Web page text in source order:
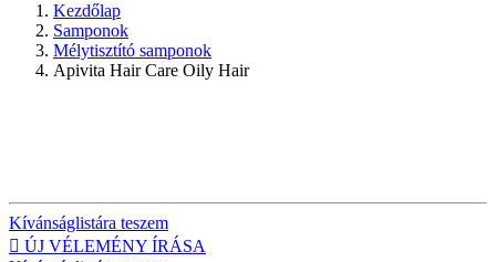
Kezdőlap
Samponok
Mélytisztító samponok
Apivita Hair Care Oily Hair
Kívánságlistára teszem
 ÚJ VÉLEMÉNY ÍRÁSA